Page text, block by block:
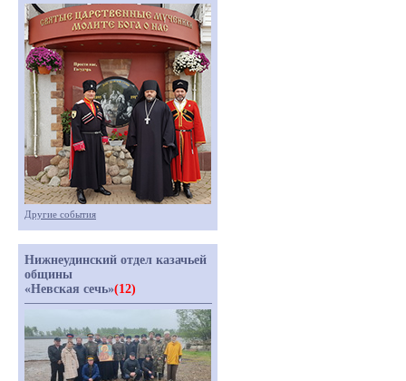
Другие события
Нижнеудинский отдел казачьей
общины
«Невская сечь»(12)